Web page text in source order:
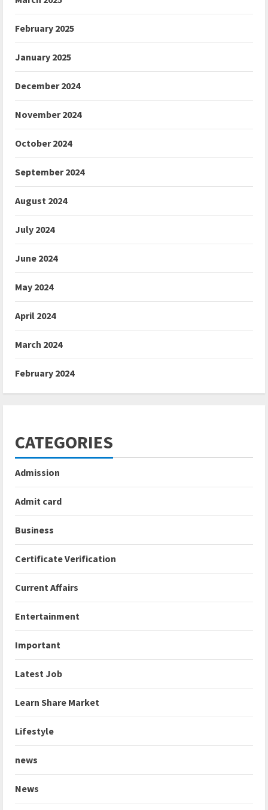
February 2025
January 2025
December 2024
November 2024
October 2024
September 2024
August 2024
July 2024
June 2024
May 2024
April 2024
March 2024
February 2024
CATEGORIES
Admission
Admit card
Business
Certificate Verification
Current Affairs
Entertainment
Important
Latest Job
Learn Share Market
Lifestyle
news
News